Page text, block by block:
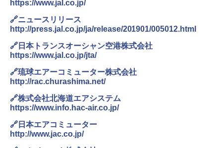
[キャンパーズコレクション 山善] 傘みたいに
ーティング フルクローズ メッシュ 3-4人用
簡単設置 ポップアップテント エクルベージ
￥8,991
Coleman(コールマン) ツーリングドーム/LD
X 2人用 3人用 キャンプ アウトドア フェス
収納 コンパクト 簡単設営 カンガルーテント
ソロキャンプ ソロテント
￥20,718
ンパクト多機能設計 持ち運び便利 アウトド
￥1,180
電動エアーポンプ SUP用 20PSI 電動ポンプ
ゴムボート 空気入れ 空気抜き 自動停止 過熱
保護 日光可読lcd 7種類ノズル付き
￥7,299
https://www.jal.co.jp/
🔗ニュースリリース
http://press.jal.co.jp/ja/release/201901/005012.html
🔗日本トランスオーシャン空港株式会社
https://www.jal.co.jp/jta/
🔗琉球エアーコミューター株式会社
http://rac.churashima.net/
🔗株式会社北海道エアシステム
https://www.info.hac-air.co.jp/
🔗日本エアコミューター
http://www.jac.co.jp/